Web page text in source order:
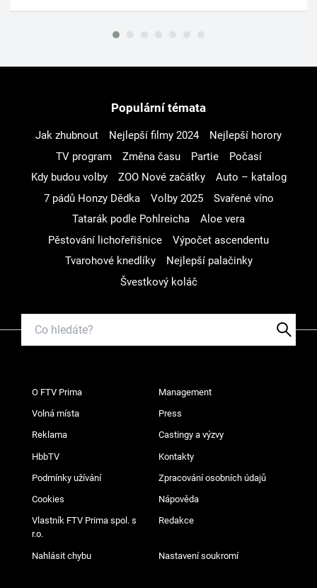
Populární témata
Jak zhubnout Nejlepší filmy 2024
Nejlepší horory
TV program
Změna času Partie
Počasí
Kdy budou volby
ZOO Nové začátky
Auto – katalog
7 pádů Honzy Dědka
Volby 2025
Svařené víno
Tatarák podle Pohlreicha
Aloe vera
Pěstování lichořeřišnice
Výpočet ascendentu
Tvarohové knedlíky
Nejlepší palačinky
Švestkový koláč
O FTV Prima Management
Volná místa Press
Reklama Castingy a výzvy
HbbTV Kontakty
Podmínky užívání Zpracování osobních údajů
Cookies Nápověda
Vlastník FTV Prima spol. s
r.o.
Redakce
Nahlásit chybu Nastavení soukromí